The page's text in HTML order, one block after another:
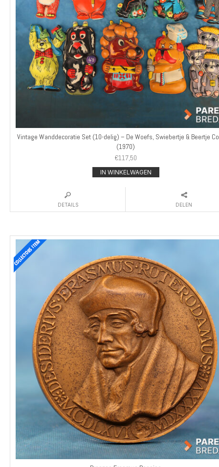
Vintage Wanddecoratie Set (10-delig) – De Woefs, Swiebertje & Beertje
(1970)
€117,50
IN WINKELWAGEN
DETAILS DELEN